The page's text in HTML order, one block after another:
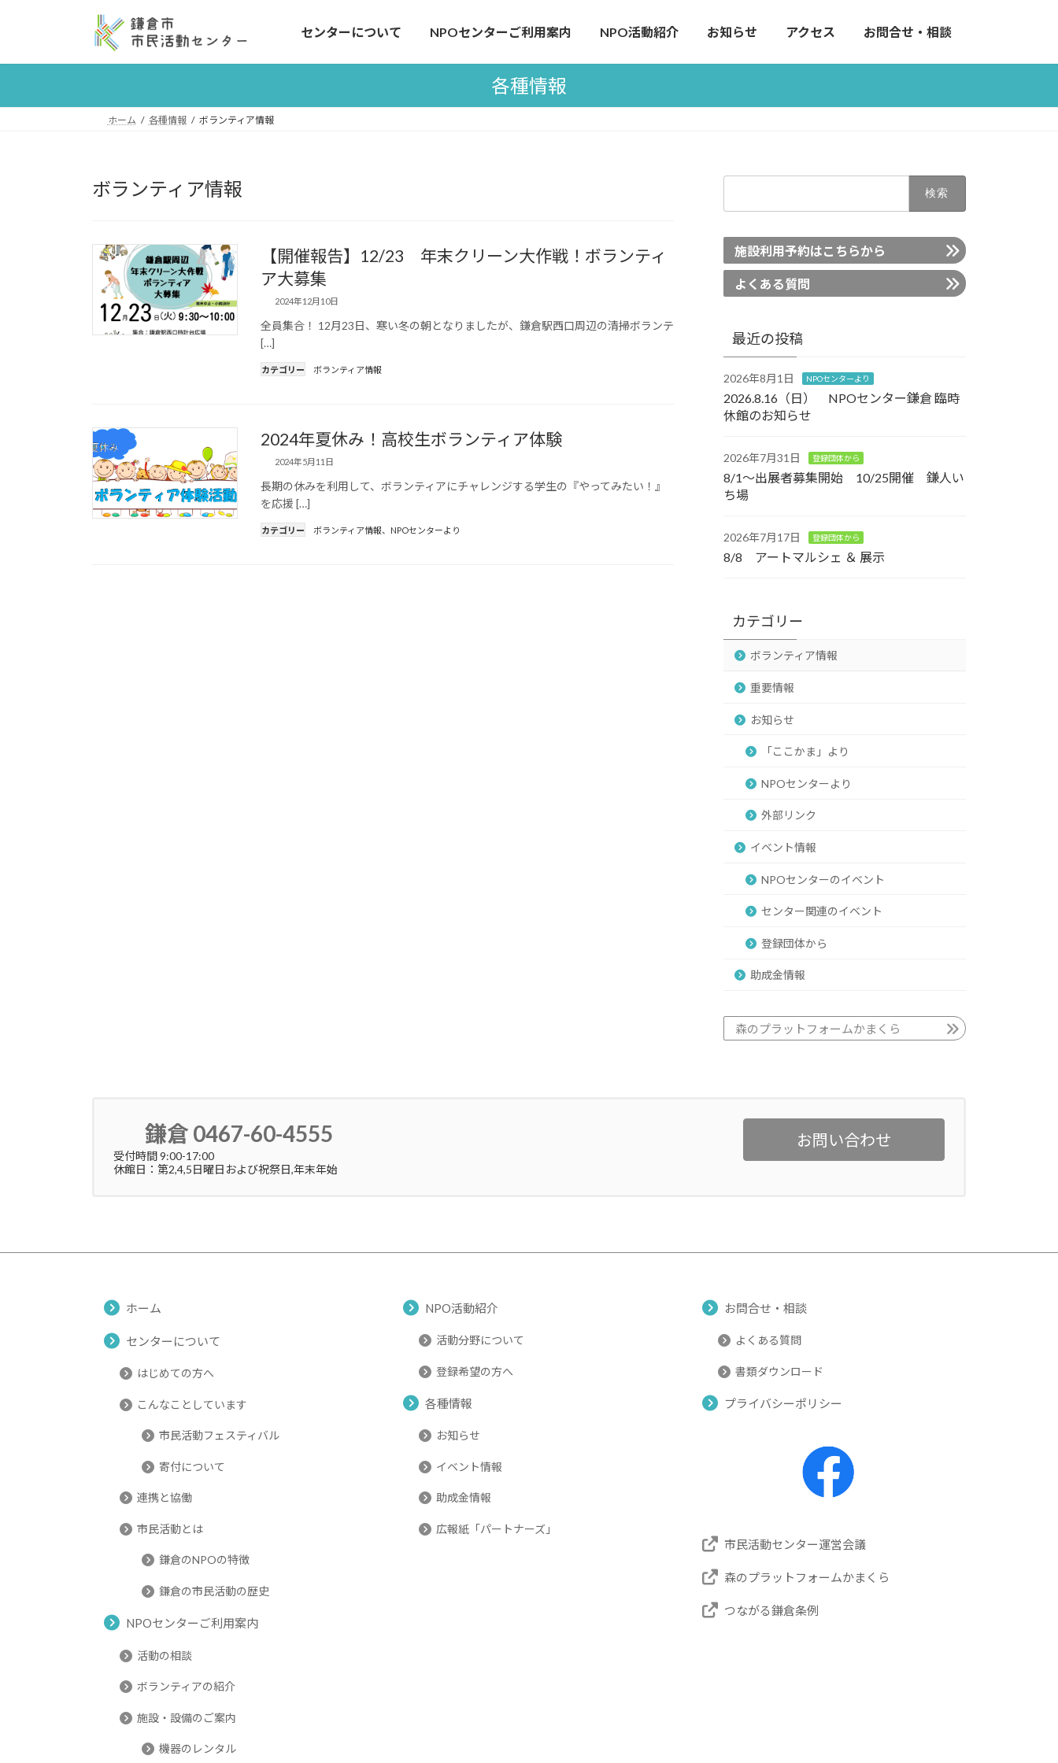
ン
へ
ー
ョ
センターについて NPOセンターご利用案内 NPO活動紹介 お知らせ アクセス お問合せ・相談
各種情報
ホーム 各種情報 ボランティア情報
ボランティア情報
【開催報告】12/23 年末クリーン大作戦！ボランティ
ア大募集
2024年12月10日
全員集合！ 12月23日、寒い冬の朝となりましたが、鎌倉駅西口周辺の清掃ボランテ
[…]
カテゴリー ボランティア情報
2024年夏休み！高校生ボランティア体験
2024年5月11日
長期の休みを利用して、ボランティアにチャレンジする学生の『やってみたい！』
を応援 […]
カテゴリー ボランティア情報、 NPOセンターより
施設利用予約はこちらから
よくある質問
最近の投稿
2026年8月1日 NPOセンターより
2026.8.16（日） NPOセンター鎌倉 臨時
休館のお知らせ
2026年7月31日 登録団体から
8/1～出展者募集開始 10/25開催 鎌人い
ち場
2026年7月17日 登録団体から
8/8 アートマルシェ ＆ 展示
カテゴリー
ボランティア情報
重要情報
お知らせ
「ここかま」より
NPOセンターより
外部リンク
イベント情報
NPOセンターのイベント
センター関連のイベント
登録団体から
助成金情報
森のプラットフォームかまくら
鎌倉 0467-60-4555
受付時間 9:00-17:00
休館日：第2,4,5日曜日および祝祭日,年末年始
お問い合わせ
ホーム
センターについて
はじめての方へ
こんなことしています
市民活動フェスティバル
寄付について
連携と協働
市民活動とは
鎌倉のNPOの特徴
鎌倉の市民活動の歴史
NPOセンターご利用案内
活動の相談
ボランティアの紹介
施設・設備のご案内
機器のレンタル
NPO活動紹介
活動分野について
登録希望の方へ
各種情報
お知らせ
イベント情報
助成金情報
広報紙「パートナーズ」
お問合せ・相談
よくある質問
書類ダウンロード
プライバシーポリシー
市民活動センター運営会議
森のプラットフォームかまくら
つながる鎌倉条例